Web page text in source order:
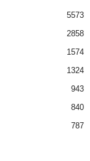
5573
2858
1574
1324
943
840
787